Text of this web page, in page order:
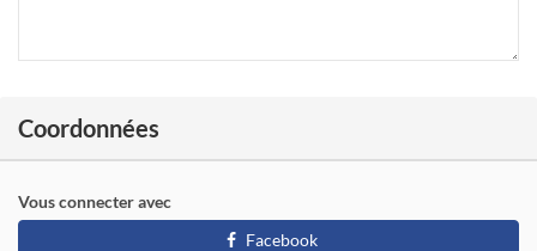
Coordonnées
Vous connecter avec
Facebook